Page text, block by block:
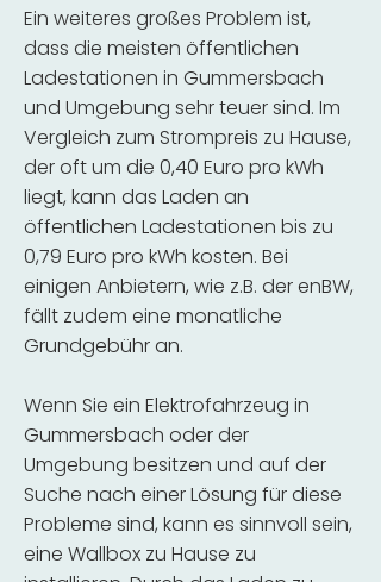
Ein weiteres großes Problem ist,
dass die meisten öffentlichen
Ladestationen in Gummersbach
und Umgebung sehr teuer sind. Im
Vergleich zum Strompreis zu Hause,
der oft um die 0,40 Euro pro kWh
liegt, kann das Laden an
öffentlichen Ladestationen bis zu
0,79 Euro pro kWh kosten. Bei
einigen Anbietern, wie z.B. der enBW,
fällt zudem eine monatliche
Grundgebühr an.
Wenn Sie ein Elektrofahrzeug in
Gummersbach oder der
Umgebung besitzen und auf der
Suche nach einer Lösung für diese
Probleme sind, kann es sinnvoll sein,
eine Wallbox zu Hause zu